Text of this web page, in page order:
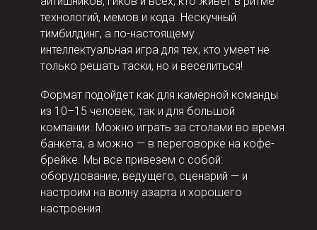
технологий, мемов и кода. Нескучный
тимбилдинг, а по-настоящему
интеллектуальная игра для тех, кто умеет не
только решать таски, но и веселиться!
Формат подойдет как для камерной команды
из 10–15 человек, так и для большой
компании. Можно играть за столами во время
банкета, а можно — в переговорке на кофе-
брейке. Мы все привезем с собой:
оборудование, ведущего, сценарий — и
настроим на волну азарта и хорошего
настроения.